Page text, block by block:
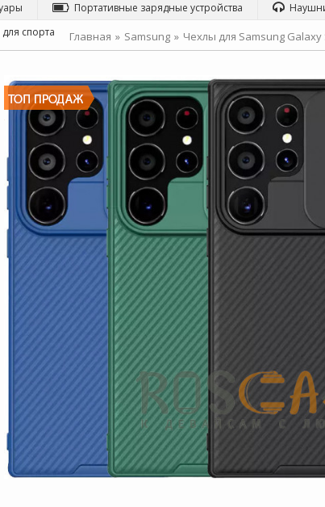
Портативные зарядные устройства
спорта
Главная Samsung Чехлы для Samsung Galaxy